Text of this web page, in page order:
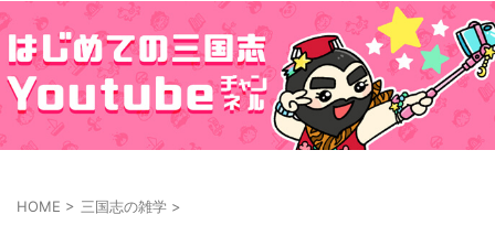
HOME > 三国志の雑学 >